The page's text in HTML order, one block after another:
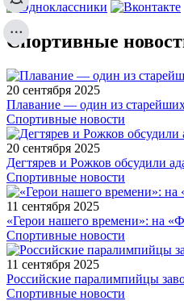
Спортивные
20 сентября 2025
Плавание — один из
Спортивные новости
20 сентября 2025
Дегтярев и Рожков обсудили
Спортивные новости
11 сентября 2025
«Герои нашего времени»: на
Спортивные новости
11 сентября 2025
Российские паралимпийцы
Спортивные новости